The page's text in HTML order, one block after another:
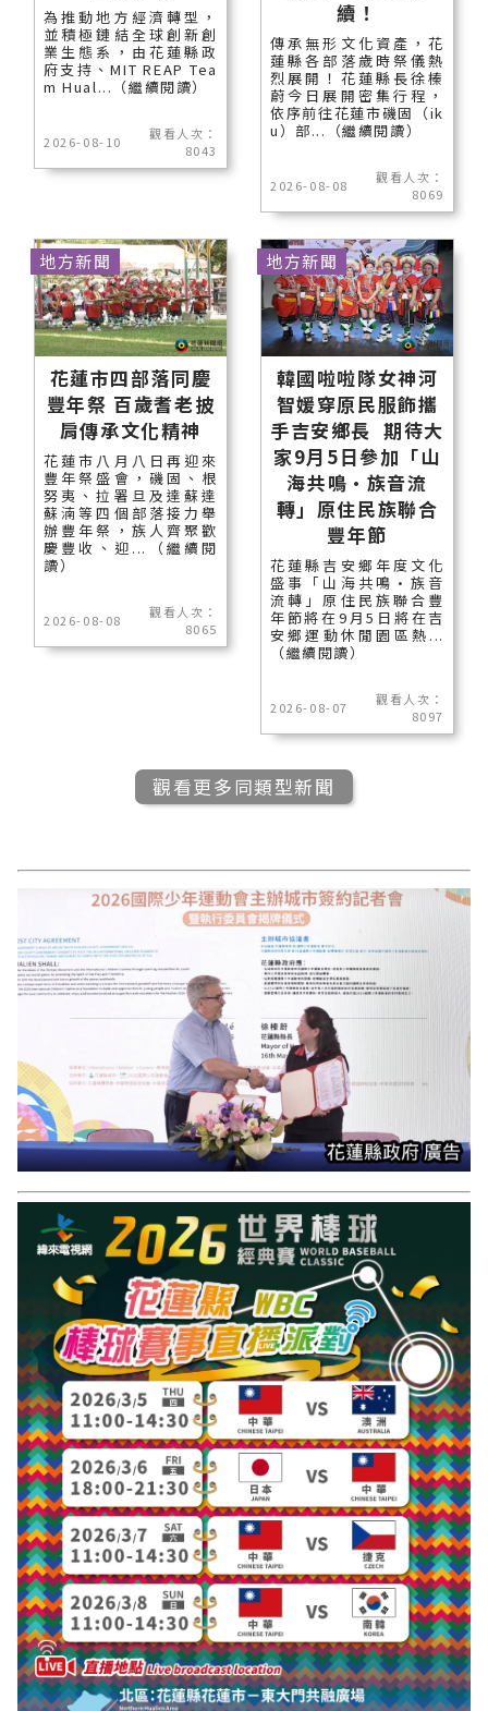
為推動地方經濟轉型，
並積極鏈結全球創新創
業生態系，由花蓮縣政
府支持、MIT REAP Tea
m Hual...（繼續閱讀）
2026-08-10
觀看人次：
8043
續！
傳承無形文化資產，花
蓮縣各部落歲時祭儀熱
烈展開！花蓮縣長徐榛
蔚今日展開密集行程，
依序前往花蓮市磯固（ik
u）部...（繼續閱讀）
2026-08-08
觀看人次：
8069
花蓮市四部落同慶
豐年祭 百歲耆老披
肩傳承文化精神
花蓮市八月八日再迎來
豐年祭盛會，磯固、根
努夷、拉署旦及達蘇達
蘇湳等四個部落接力舉
辦豐年祭，族人齊聚歡
慶豐收、迎...（繼續閱
讀）
2026-08-08
觀看人次：
8065
地方新聞
韓國啦啦隊女神河
智媛穿原民服飾攜
手吉安鄉長 期待大
家9月5日參加「山
海共鳴•族音流
轉」原住民族聯合
豐年節
花蓮縣吉安鄉年度文化
盛事「山海共鳴•族音
流轉」原住民族聯合豐
年節將在9月5日將在吉
安鄉運動休閒園區熱...
（繼續閱讀）
2026-08-07
觀看人次：
8097
地方新聞
觀看更多同類型新聞